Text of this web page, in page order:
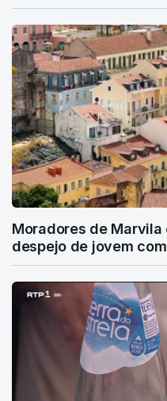
Moradores de
despejo de jovem